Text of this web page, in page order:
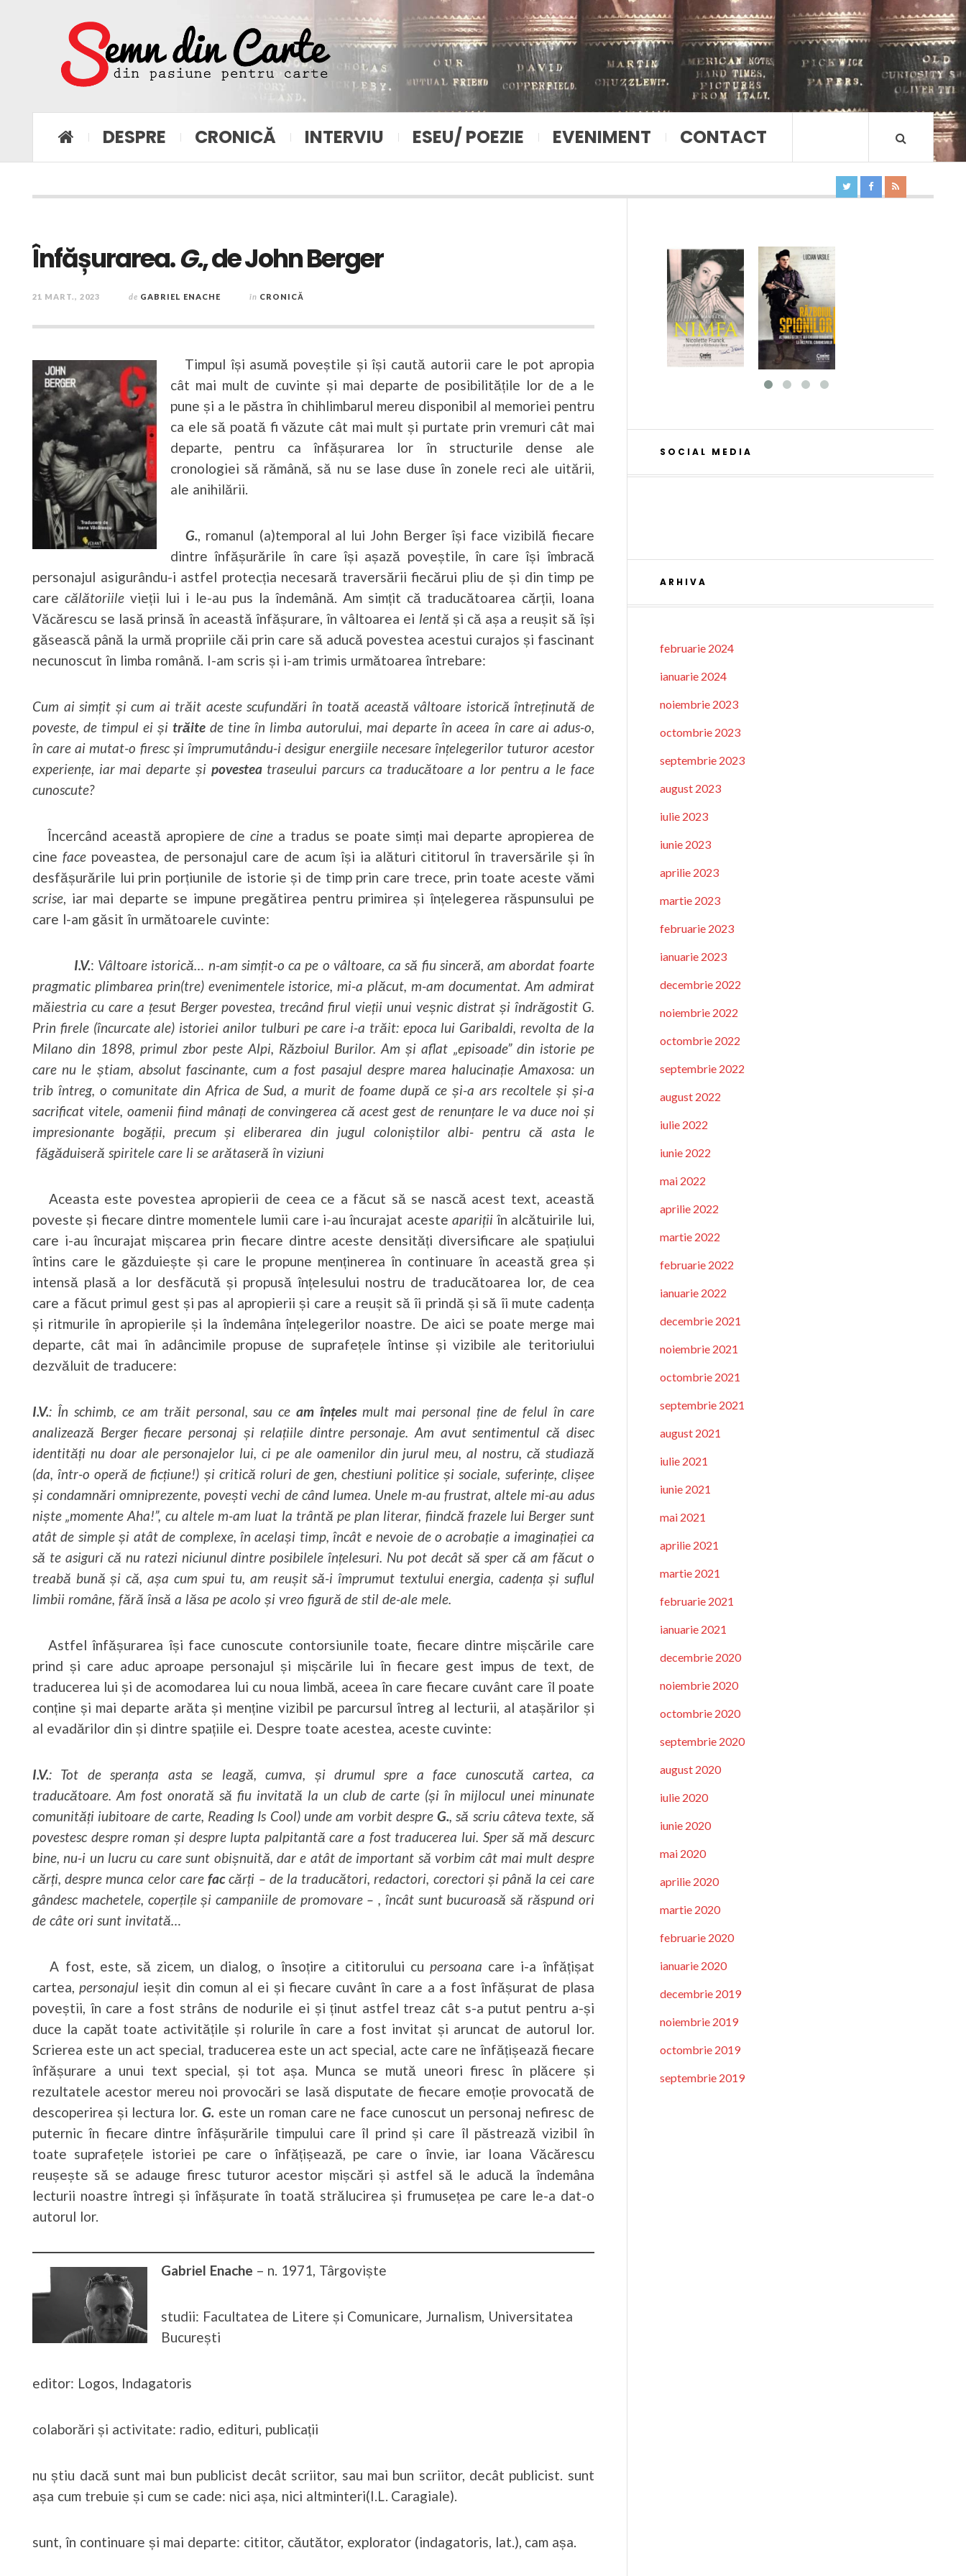
DESPRE CRONICĂ INTERVIU ESEU/ POEZIE EVENIMENT CONTACT
Înfășurarea.G., de John Berger
21 MART., 2023 de GABRIEL ENACHE în CRONICĂ
Timpul își asumă poveștile și își caută autorii care le pot apropia
cât mai mult de cuvinte și mai departe de posibilitățile lor de a le
pune și a le păstra în chihlimbarul mereu disponibil al memoriei pentru
ca ele să poată fi văzute cât mai mult și purtate prin vremuri cât mai
departe, pentru ca înfășurarea lor în structurile dense ale
cronologiei să rămână, să nu se lase duse în zonele reci ale uitării,
ale anihilării.
G., romanul (a)temporal al lui John Berger își face vizibilă fiecare
dintre înfășurările în care își așază poveștile, în care își îmbracă
personajul asigurându-i astfel protecția necesară traversării fiecărui pliu de și din timp pe
carecălătoriilevieții lui i le-au pus la îndemână. Am simțit că traducătoarea cărții, Ioana
Văcărescu se lasă prinsă în această înfășurare, în vâltoarea ei lentă și că așa a reușit să își
găsească până la urmă propriile căi prin care să aducă povestea acestui curajos și fascinant
necunoscut în limba română. I-am scris și i-am trimis următoarea întrebare:
Cum ai simțit și cum ai trăit aceste scufundări în toată această vâltoare istorică întreținută de
poveste, de timpul ei și trăite de tine în limba autorului, mai departe în aceea în care ai adus-o,
în care ai mutat-o firesc și împrumutându-i desigur energiile necesare înțelegerilor tuturor acestor
experiențe, iar mai departe și povesteatraseului parcurs ca traducătoare a lor pentru a le face
cunoscute?
Încercând această apropiere decine a tradus se poate simți mai departe apropierea de
cine face poveastea, de personajul care de acum își ia alături cititorul în traversările și în
desfășurările lui prin porțiunile de istorie și de timp prin care trece, prin toate aceste vămi
scrise, iar mai departe se impune pregătirea pentru primirea și înțelegerea răspunsului pe
care l-am găsit în următoarele cuvinte:
I.V.: Vâltoare istorică… n-am simțit-o ca pe o vâltoare, ca să fiu sinceră, am abordat foarte
pragmatic plimbarea prin(tre) evenimentele istorice, mi-a plăcut, m-am documentat. Am admirat
măiestria cu care a țesut Berger povestea, trecând firul vieții unui veșnic distrat și îndrăgostit G.
Prin firele (încurcate ale) istoriei anilor tulburi pe care i-a trăit: epoca lui Garibaldi, revolta de la
Milano din 1898, primul zbor peste Alpi, Războiul Burilor. Am și aflat „episoade” din istorie pe
care nu le știam, absolut fascinante, cum a fost pasajul despre marea halucinație Amaxosa: un
trib întreg, o comunitate din Africa de Sud, a murit de foame după ce și-a ars recoltele și și-a
sacrificat vitele, oamenii fiind mânați de convingerea că acest gest de renunțare le va duce noi și
impresionante bogății, precum și eliberarea din jugul coloniștilor albi- pentru că asta le
făgăduiseră spiritele care li se arătaseră în viziuni
Aceasta este povestea apropierii de ceea ce a făcut să se nască acest text, această
poveste și fiecare dintre momentele lumii care i-au încurajat aceste aparițiiîn alcătuirile lui,
care i-au încurajat mișcarea prin fiecare dintre aceste densități diversificare ale spațiului
întins care le găzduiește și care le propune menținerea în continuare în această grea și
intensă plasă a lor desfăcută și propusă înțelesului nostru de traducătoarea lor, de cea
care a făcut primul gest și pas al apropierii și care a reușit să îi prindă și să îi mute cadența
și ritmurile în apropierile și la îndemâna înțelegerilor noastre. De aici se poate merge mai
departe, cât mai în adâncimile propuse de suprafețele întinse și vizibile ale teritoriului
dezvăluit de traducere:
I.V.: În schimb, ce am trăit personal, sau ceam înțelesmult mai personal ține de felul în care
analizează Berger fiecare personaj și relațiile dintre personaje. Am avut sentimentul că disec
identități nu doar ale personajelor lui, ci pe ale oamenilor din jurul meu, al nostru, că studiază
(da, într-o operă de ficțiune!) și critică roluri de gen, chestiuni politice și sociale, suferințe, clișee
și condamnări omniprezente, povești vechi de când lumea. Unele m-au frustrat, altele mi-au adus
niște „momente Aha!”, cu altele m-am luat la trântă pe plan literar, fiindcă frazele lui Berger sunt
atât de simple și atât de complexe, în același timp, încât e nevoie de o acrobație a imaginației ca
să te asiguri că nu ratezi niciunul dintre posibilele înțelesuri. Nu pot decât să sper că am făcut o
treabă bună și că, așa cum spui tu, am reușit să-i împrumut textului energia, cadența și suflul
limbii române, fără însă a lăsa pe acolo și vreo figură de stil de-ale mele.
Astfel înfășurarea își face cunoscute contorsiunile toate, fiecare dintre mișcările care
prind și care aduc aproape personajul și mișcările lui în fiecare gest impus de text, de
traducerea lui și de acomodarea lui cu noua limbă, aceea în care fiecare cuvânt care îl poate
conține și mai departe arăta și menține vizibil pe parcursul întreg al lecturii, al atașărilor și
al evadărilor din și dintre spațiile ei. Despre toate acestea, aceste cuvinte:
I.V.: Tot de speranța asta se leagă, cumva, și drumul spre a face cunoscută cartea, ca
traducătoare. Am fost onorată să fiu invitată la un club de carte (și în mijlocul unei minunate
comunități iubitoare de carte, Reading Is Cool) unde am vorbit despreG., să scriu câteva texte, să
povestesc despre roman și despre lupta palpitantă care a fost traducerea lui. Sper să mă descurc
bine, nu-i un lucru cu care sunt obișnuită, dar e atât de important să vorbim cât mai mult despre
cărți, despre munca celor carefaccărți – de la traducători, redactori, corectori și până la cei care
gândesc machetele, coperțile și campaniile de promovare – , încât sunt bucuroasă să răspund ori
de câte ori sunt invitată…
A fost, este, să zicem, un dialog, o însoțire a cititorului cupersoana care i-a înfățișat
cartea,personajul ieșit din comun al ei și fiecare cuvânt în care a a fost înfășurat de plasa
poveștii, în care a fost strâns de nodurile ei și ținut astfel treaz cât s-a putut pentru a-și
duce la capăt toate activitățile și rolurile în care a fost invitat și aruncat de autorul lor.
Scrierea este un act special, traducerea este un act special, acte care ne înfățișează fiecare
înfășurare a unui text special, și tot așa. Munca se mută uneori firesc în plăcere și
rezultatele acestor mereu noi provocări se lasă disputate de fiecare emoție provocată de
descoperirea și lectura lor. G. este un roman care ne face cunoscut un personaj nefiresc de
puternic în fiecare dintre înfășurările timpului care îl prind și care îl păstrează vizibil în
toate suprafețele istoriei pe care o înfățișează, pe care o învie, iar Ioana Văcărescu
reușește să se adauge firesc tuturor acestor mișcări și astfel să le aducă la îndemâna
lecturii noastre întregi și înfășurate în toată strălucirea și frumusețea pe care le-a dat-o
autorul lor.
Gabriel Enache – n. 1971, Târgoviște
studii: Facultatea de Litere și Comunicare, Jurnalism, Universitatea
București
editor: Logos, Indagatoris
colaborări și activitate: radio, edituri, publicații
nu știu dacă sunt mai bun publicist decât scriitor, sau mai bun scriitor, decât publicist. sunt
așa cum trebuie și cum se cade: nici așa, nici altminteri(I.L. Caragiale).
sunt, în continuare și mai departe: cititor, căutător, explorator (indagatoris, lat.), cam așa.
SOCIAL MEDIA
ARHIVA
februarie 2024
ianuarie 2024
noiembrie 2023
octombrie 2023
septembrie 2023
august 2023
iulie 2023
iunie 2023
aprilie 2023
martie 2023
februarie 2023
ianuarie 2023
decembrie 2022
noiembrie 2022
octombrie 2022
septembrie 2022
august 2022
iulie 2022
iunie 2022
mai 2022
aprilie 2022
martie 2022
februarie 2022
ianuarie 2022
decembrie 2021
noiembrie 2021
octombrie 2021
septembrie 2021
august 2021
iulie 2021
iunie 2021
mai 2021
aprilie 2021
martie 2021
februarie 2021
ianuarie 2021
decembrie 2020
noiembrie 2020
octombrie 2020
septembrie 2020
august 2020
iulie 2020
iunie 2020
mai 2020
aprilie 2020
martie 2020
februarie 2020
ianuarie 2020
decembrie 2019
noiembrie 2019
octombrie 2019
septembrie 2019